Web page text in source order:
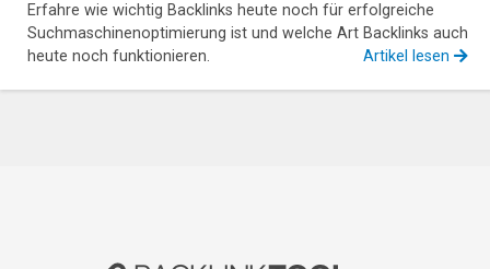
Erfahre wie wichtig Backlinks heute noch für erfolgreiche
Suchmaschinenoptimierung ist und welche Art Backlinks auch
heute noch funktionieren.
Artikel lesen